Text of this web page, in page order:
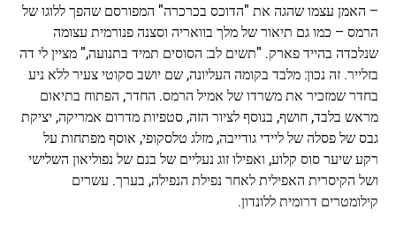
– האמן עצמו שהגה את "הדוכס בכרכרה" המפורסם שהפך ללוגו של
הרמס – כמו גם תיאור של מלך בוואריה וסצנה פנורמית עצומה
שנלכדה בהייד פארק. "תשים לב: הסוסים תמיד בתנועה," מציין לי דה
בזלייר. זה נכון: מלבד בקומה העליונה, שם יושב סקוטי צעיר ללא ניע
בחדר שמזכיר את משרדו של אמיל הרמס. החדר, הפתוח בתיאום
מראש בלבד, חושף, בנוסף לציור הזה, סטפיות מדרום אמריקה, יציקת
גבס של פסלה של ליידי גודייבה, מזלג טלסקופי, אוסף מפתחות על
רקע שיער סוס קלוע, ואפילו זוג נעליים של בנם של נפוליאון השלישי
ושל הקיסרית האפילית לאחר נפילת הנפילה, בערך. עשרים
קילומטרים דרומית ללונדון.